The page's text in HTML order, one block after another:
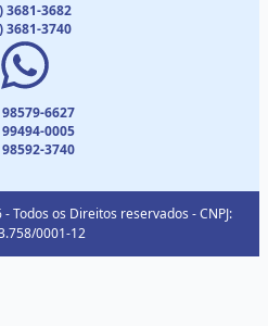
3681-3682
3681-3740
6627
0005
3740
Todos os Direitos reservados - CNPJ:
0001-12